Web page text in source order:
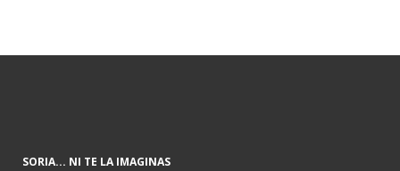
SORIA... NI TE LA IMAGINAS